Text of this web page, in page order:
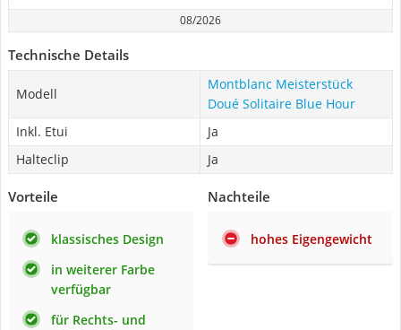
08/2026
Technische Details
Modell
Montblanc Meisterstück
Doué Solitaire Blue Hour
Inkl. Etui
Ja
Halteclip
Ja
Vorteile
klassisches Design
in weiterer Farbe
verfügbar
für Rechts- und
Nachteile
hohes Eigengewicht